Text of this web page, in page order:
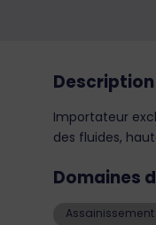
Description
Importateur
des fluides,
Domaines
Assainissement